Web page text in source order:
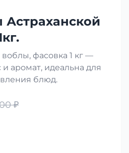
фасовка 1 кг —
аромат, идеальна для
блюд.
₽